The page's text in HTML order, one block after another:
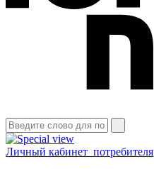
Личный кабинет потребителя